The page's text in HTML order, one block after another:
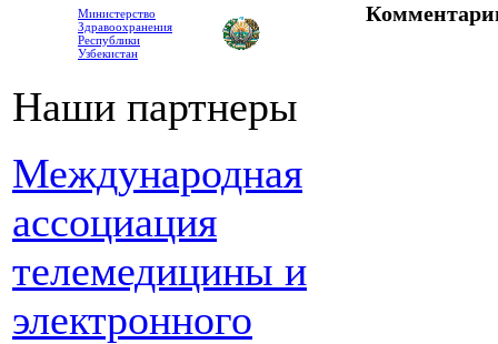
Министерство
Здравоохранения
Республики
Узбекистан
Наши партнеры
Международная
ассоциация
телемедицины и
электронного